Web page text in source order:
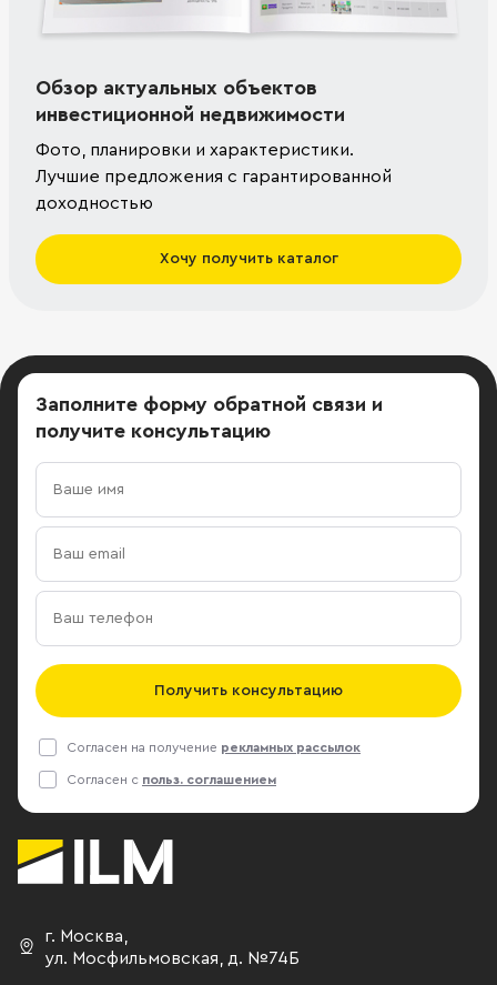
Обзор актуальных объектов
инвестиционной недвижимости
Фото, планировки и характеристики.
Лучшие предложения с гарантированной
доходностью
Хочу получить каталог
Заполните форму обратной связи и
получите консультацию
Получить консультацию
Согласен на получение рекламных рассылок
Согласен с польз. соглашением
г. Москва
ул. Мосфильмовская,
д. №74Б